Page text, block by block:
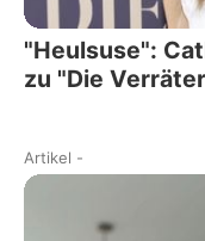
"Heulsuse":
zu "Die
Artikel -